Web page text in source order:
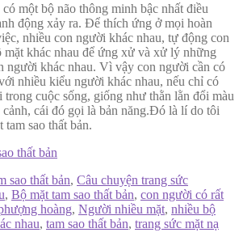
một bộ não thông minh bậc nhất điều
động xảy ra. Để thích ứng ở mọi hoàn
nhiều con người khác nhau, tự động con
mặt khác nhau để ứng xử và xử lý những
người khác nhau. Vì vậy con người cần có
nhiều kiểu người khác nhau, nếu chỉ có
trong cuộc sống, giống như thằn lằn đổi màu
cảnh, cái đó gọi là bản năng.Đó là lí do tôi
sao thất bản.
thất bản
sao thất bản, Câu chuyện trang sức
, Bộ mặt tam sao thất bản, con người có rất
hoàng, Người nhiều mặt, nhiều bộ
nhau, tam sao thất bản, trang sức mặt nạ